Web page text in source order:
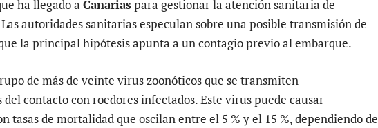
ha llegado a Canariaspara gestionar la atención sanitaria de
autoridades sanitarias especulan sobre una posible transmisión de
la principal hipótesis apunta a un contagio previo al embarque.
de más de veinte virus zoonóticos que se transmiten
contacto con roedores infectados. Este virus puede causar
tasas de mortalidad que oscilan entre el 5 % y el 15 %, dependiendo de